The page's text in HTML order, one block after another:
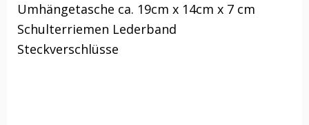
Umhängetasche ca. 19cm x 14cm x 7 cm
Schulterriemen Lederband
Steckverschlüsse